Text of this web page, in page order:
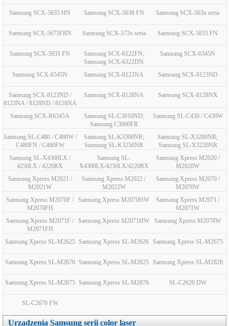
Samsung SCX-5635 HN Samsung SCX-5638 FN Samsung SCX-563x seria
Samsung SCX-5673FRN Samsung SCX-573x seria Samsung SCX-5835 FN
Samsung SCX-5935 FN
Samsung SCX-6122FN;
Samsung SCX-6322DN
Samsung SCX-6345N
Samsung SCX-6545N Samsung SCX-8123NA Samsung SCX-8123ND
Samsung SCX-8123ND /
8123NA / 8128ND / 8128NA
Samsung SCX-8128NA Samsung SCX-8128NX
Samsung SCX-R6345A
Samsung SL-C3010ND;
Samsung C3060FR
Samsung SL-C430 / C430W
Samsung SL-C480 / C480W /
C480FN / C480FW
Samsung SL-K3300NR;
Samsung SL-K3250NR
Samsung SL-X3280NR;
Samsung SL-X3220NR
Samsung SL-X4300LX /
4250LX / 4220RX
Samsung SL-
X4300LX/4250LX/4220RX
Samsung Xpress M2020 /
M2020W
Samsung Xpress M2021 /
M2021W
Samsung Xpress M2022 /
M2022W
Samsung Xpress M2070 /
M2070W
Samsung Xpress M2070F /
M2070FH
Samsung Xpress M2070HW
Samsung Xpress M2071 /
M2071W
Samsung Xpress M2071F /
M2071FH
Samsung Xpress M2071HW Samsung Xpress M2078W
Samsung Xpress SL-M2625 Samsung Xpress SL-M2626 Samsung Xpress SL-M2675
Samsung Xpress SL-M2676 Samsung Xpress SL-M2825 Samsung Xpress SL-M2826
Samsung Xpress SL-M2875 Samsung Xpress SL-M2876 SL-C2620 DW
SL-C2670 FW
Urządzenia Samsung serii color laser